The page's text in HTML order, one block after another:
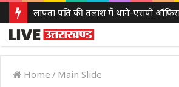
Home / Main Slide